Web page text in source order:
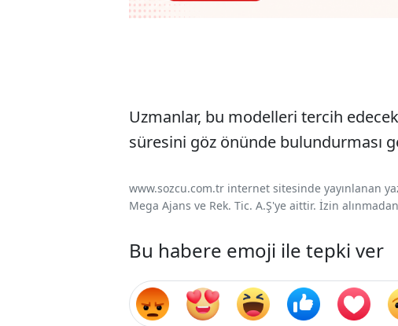
Uzmanlar, bu modelleri tercih
süresini göz önünde bulundurması
www.sozcu.com.tr internet sitesinde yayınlanan
Mega Ajans ve Rek. Tic. A.Ş'ye aittir. İzin
Bu habere emoji ile tepki ver